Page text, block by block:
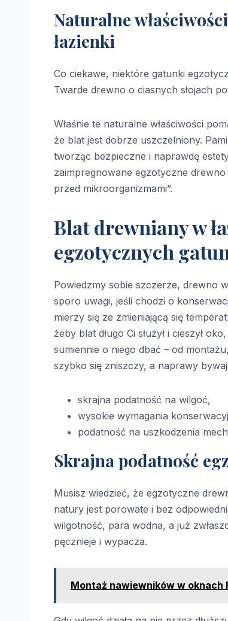
Naturalne
łazienki
Co ciekawe, niektóre gatunki
Twarde drewno o ciasnych słojach
Właśnie te naturalne właściwości
że blat jest dobrze uszczelniony.
tworząc bezpieczne i naprawdę
zaimpregnowane egzotyczne
przed mikroorganizmami”.
Blat drewniany w
egzotycznych
Powiedzmy sobie szczerze, drewno
sporo uwagi, jeśli chodzi o
mierzy się ze zmieniającą się
żeby blat długo Ci służył i cieszył
sumiennie o niego dbać – od
szybko się zniszczy, a naprawy
skrajna podatność na wilgoć,
wysokie wymagania
podatność na uszkodzenia
Skrajna podatność
Musisz wiedzieć, że egzotyczne
natury jest porowate i bez
wilgotność, para wodna, a już
pęcznieje i wypacza.
Montaż nawiewników w oknach